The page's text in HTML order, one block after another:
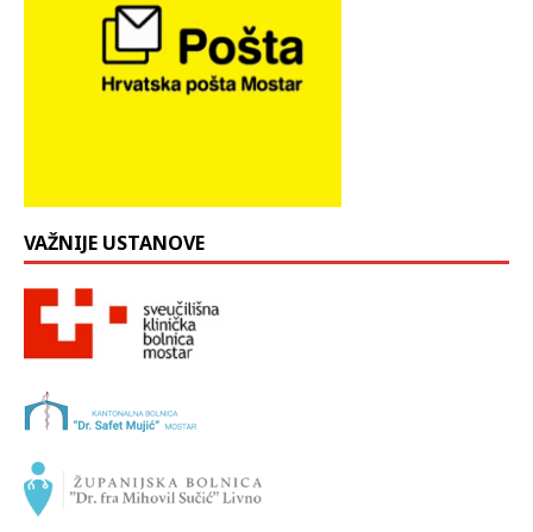
VAŽNIJE USTANOVE